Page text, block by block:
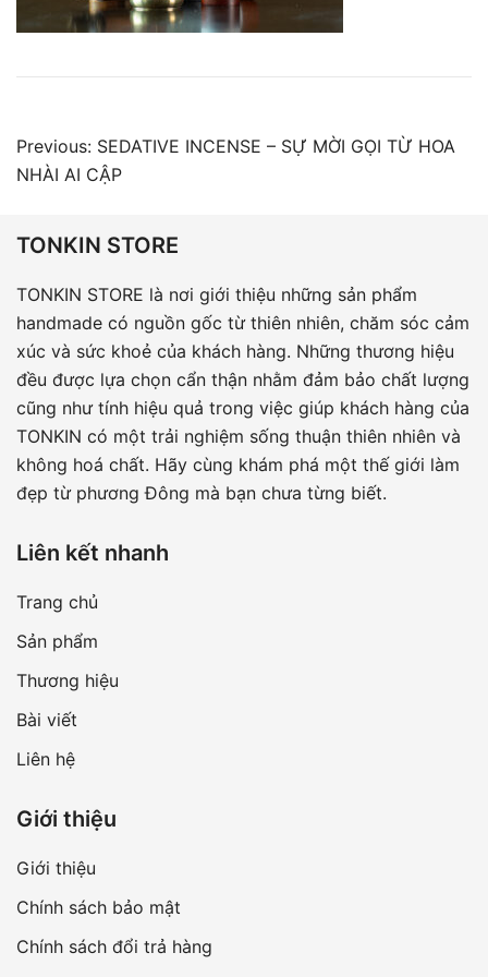
Điều
hướng
viết
Previous: SEDATIVE INCENSE – SỰ MỜI GỌI TỪ HOA
NHÀI AI CẬP
TONKIN STORE
TONKIN STORE là nơi giới thiệu những sản phẩm
handmade có nguồn gốc từ thiên nhiên, chăm sóc cảm
xúc và sức khoẻ của khách hàng. Những thương hiệu
đều được lựa chọn cẩn thận nhằm đảm bảo chất lượng
cũng như tính hiệu quả trong việc giúp khách hàng của
TONKIN có một trải nghiệm sống thuận thiên nhiên và
không hoá chất. Hãy cùng khám phá một thế giới làm
đẹp từ phương Đông mà bạn chưa từng biết.
Liên kết nhanh
Trang chủ
Sản phẩm
Thương hiệu
Bài viết
Liên hệ
Giới thiệu
Giới thiệu
Chính sách bảo mật
Chính sách đổi trả hàng